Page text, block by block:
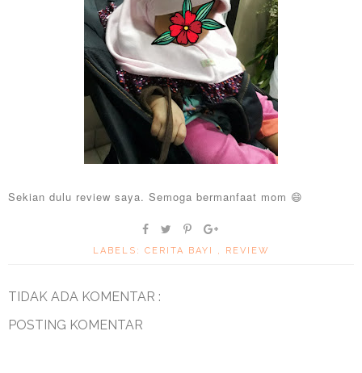
Sekian dulu review saya. Semoga bermanfaat mom 😄
LABELS: CERITA BAYI , REVIEW
TIDAK ADA KOMENTAR :
POSTING KOMENTAR